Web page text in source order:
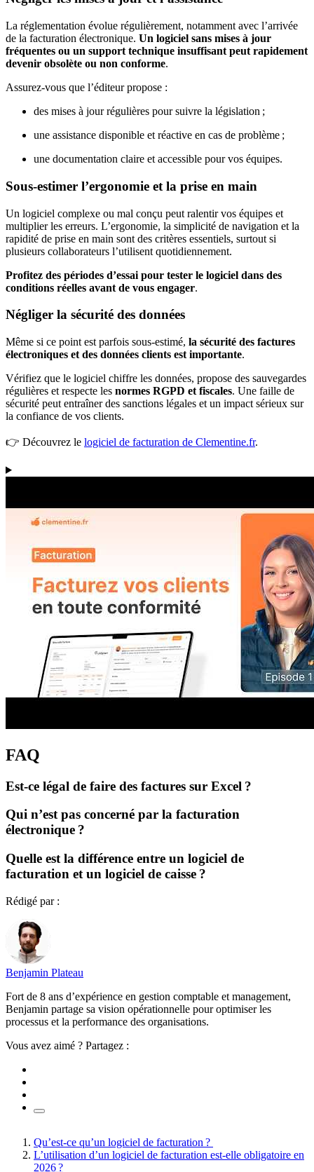
La réglementation évolue régulièrement, notamment avec l’arrivée
de la facturation électronique. Un logiciel sans mises à jour
fréquentes ou un support technique insuffisant peut rapidement
devenir obsolète ou non conforme.
Assurez-vous que l’éditeur propose :
des mises à jour régulières pour suivre la législation ;
une assistance disponible et réactive en cas de problème ;
une documentation claire et accessible pour vos équipes.
Sous-estimer l’ergonomie et la prise en main
Un logiciel complexe ou mal conçu peut ralentir vos équipes et
multiplier les erreurs. L’ergonomie, la simplicité de navigation et la
rapidité de prise en main sont des critères essentiels, surtout si
plusieurs collaborateurs l’utilisent quotidiennement.
Profitez des périodes d’essai pour tester le logiciel dans des
conditions réelles avant de vous engager.
Négliger la sécurité des données
Même si ce point est parfois sous-estimé, la sécurité des factures
électroniques et des données clients est importante.
Vérifiez que le logiciel chiffre les données, propose des sauvegardes
régulières et respecte les normes RGPD et fiscales. Une faille de
sécurité peut entraîner des sanctions légales et un impact sérieux sur
la confiance de vos clients.
👉 Découvrez le logiciel de facturation de Clementine.fr.
FAQ
Est-ce légal de faire des factures sur Excel ?
Qui n’est pas concerné par la facturation
électronique ?
Quelle est la différence entre un logiciel de
facturation et un logiciel de caisse ?
Rédigé par :
Benjamin Plateau
Fort de 8 ans d’expérience en gestion comptable et management,
Benjamin partage sa vision opérationnelle pour optimiser les
processus et la performance des organisations.
Vous avez aimé ? Partagez :
Qu’est-ce qu’un logiciel de facturation ?
L’utilisation d’un logiciel de facturation est-elle obligatoire en
2026 ?